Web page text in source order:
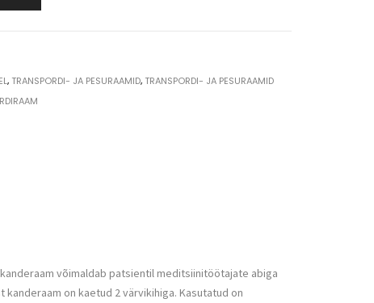
, TRANSPORDI- JA PESURAAMID, TRANSPORDI- JA PESURAAMID
võimaldab patsientil meditsiinitöötajate abiga
on kaetud 2 värvikihiga. Kasutatud on